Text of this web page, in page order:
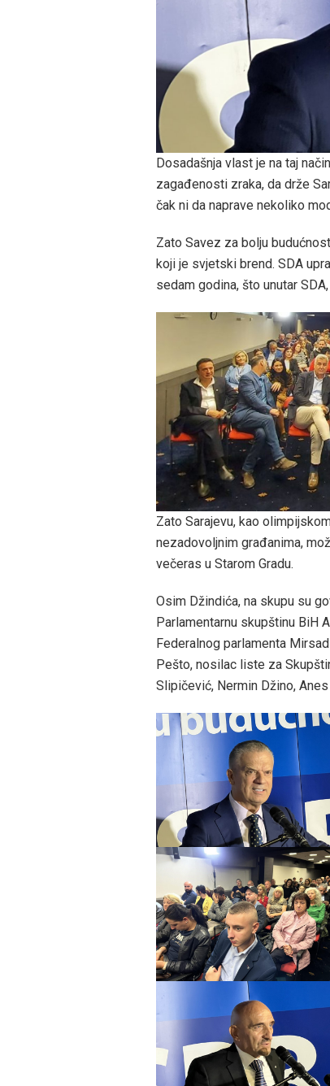
Dosadašnja vlast je na taj
zagađenosti zraka, da drže
čak ni da naprave nekoliko
Zato Savez za bolju
koji je svjetski brend. SDA
sedam godina, što unutar
Zato Sarajevu, kao
nezadovoljnim građanima,
večeras u Starom Gradu.
Osim Džindića, na skupu su
Parlamentarnu skupštinu BiH
Federalnog parlamenta
Pešto, nosilac liste za
Slipičević, Nermin Džino,